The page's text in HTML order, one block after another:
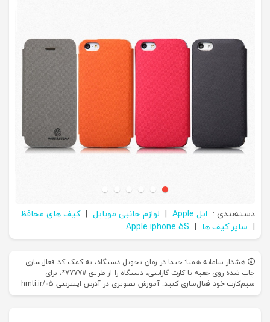
دسته‌بندی : اپل Apple | لوازم جانبی موبایل | کیف های محافظ
| سایر کیف ها |
Apple iphone 5S
هشدار سامانه همتا: حتما در زمان تحویل دستگاه، به کمک کد فعال‌سازی
چاپ شده روی جعبه یا کارت گارانتی، دستگاه را از طریق #7777*، برای
سیم‌کارت خود فعال‌سازی کنید. آموزش تصویری در آدرس اینترنتی hmti.ir/05